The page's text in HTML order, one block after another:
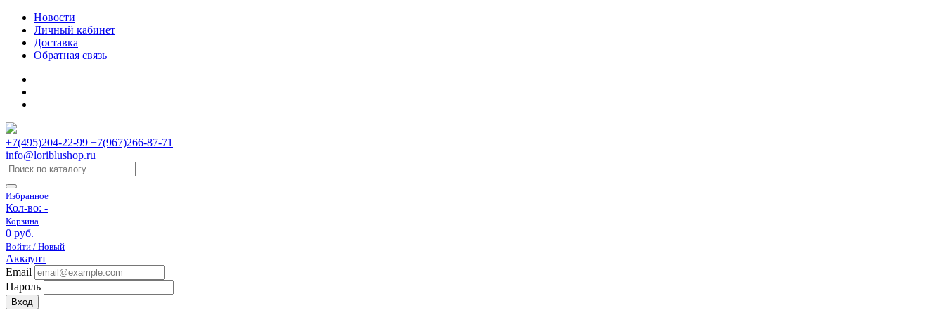
Новости
Личный кабинет
Доставка
Обратная связь
+7(495)204-22-99 +7(967)266-87-71
info@loriblushop.ru
Избранное
Кол-во: -
Корзина
0 руб.
Войти / Новый
Аккаунт
Email
Пароль
Вход